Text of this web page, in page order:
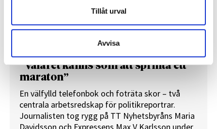
Tillåt urval
Avvisa
”Valåret känns som att sprinta ett
maraton”
En välfylld telefonbok och foträta skor – två
centrala arbetsredskap för politikreportrar.
Journalisten tog rygg på TT Nyhetsbyråns Maria